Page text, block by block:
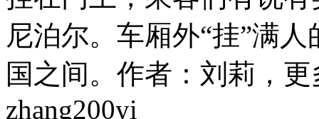
尼泊尔。 车厢外“挂”满
国之间。作者：刘莉，
zhang200yi